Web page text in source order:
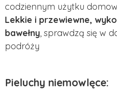
codziennym użytku
Lekkie i przewiewne,
bawełny , sprawdzą się w
podróży
Pieluchy niemowlęce: